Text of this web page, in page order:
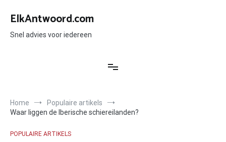
naar
inhoud
ElkAntwoord.com
Snel advies voor iedereen
Home
Populaire artikels
Waar liggen de Iberische schiereilanden?
POPULAIRE ARTIKELS